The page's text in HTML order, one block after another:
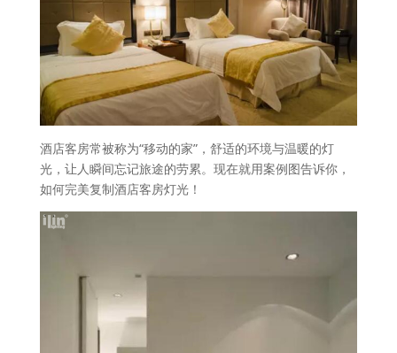
酒店客房常被称为“移动的家”，舒适的环境与温暖的灯
光，让人瞬间忘记旅途的劳累。现在就用案例图告诉你，
如何完美复制酒店客房灯光！